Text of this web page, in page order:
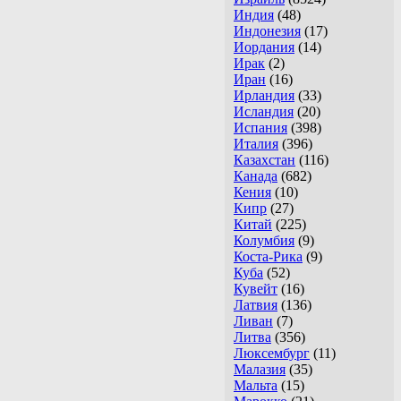
Индия (48)
Индонезия (17)
Иордания (14)
Ирак (2)
Иран (16)
Ирландия (33)
Исландия (20)
Испания (398)
Италия (396)
Казахстан (116)
Канада (682)
Кения (10)
Кипр (27)
Китай (225)
Колумбия (9)
Коста-Рика (9)
Куба (52)
Кувейт (16)
Латвия (136)
Ливан (7)
Литва (356)
Люксембург (11)
Малазия (35)
Мальта (15)